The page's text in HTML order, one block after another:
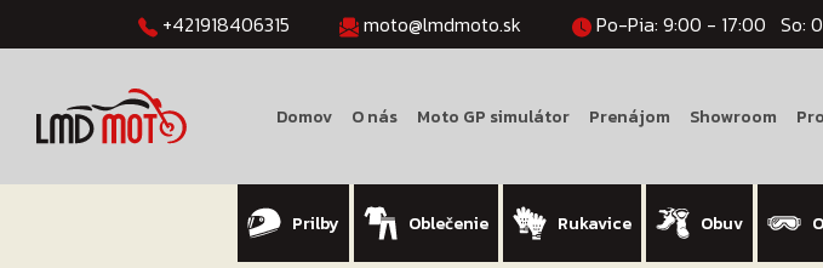
+421918406315 moto@lmdmoto.sk Po-Pia: 9:00 - 17:00 So:
Domov O nás Moto GP simulátor Prenájom Showroom
Prilby Oblečenie Rukavice Obuv